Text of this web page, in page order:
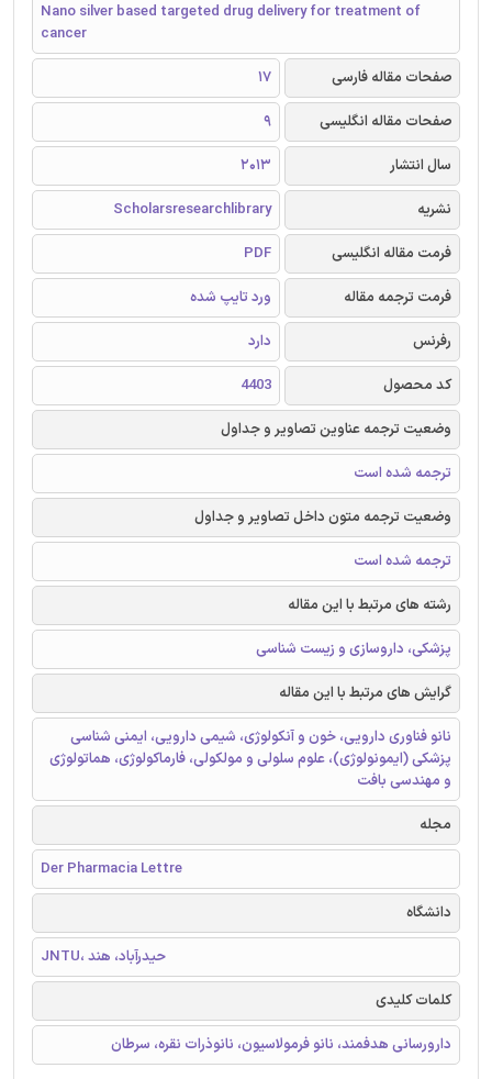
Nano silver based targeted drug delivery for treatment of
cancer
صفحات مقاله فارسی
17
صفحات مقاله انگلیسی
9
سال انتشار
2013
نشریه
Scholarsresearchlibrary
فرمت مقاله انگلیسی
PDF
فرمت ترجمه مقاله
ورد تایپ شده
رفرنس
دارد
کد محصول
4403
وضعیت ترجمه عناوین تصاویر و جداول
ترجمه شده است
وضعیت ترجمه متون داخل تصاویر و جداول
ترجمه شده است
رشته های مرتبط با این مقاله
پزشکی، داروسازی و زیست شناسی
گرایش های مرتبط با این مقاله
نانو فناوری دارویی، خون و آنکولوژی، شیمی دارویی، ایمنی شناسی
پزشکی (ایمونولوژی)، علوم سلولی و مولکولی، فارماکولوژی، هماتولوژی
و مهندسی بافت
مجله
Der Pharmacia Lettre
دانشگاه
JNTU، حیدرآباد، هند
کلمات کلیدی
دارورسانی هدفمند، نانو فرمولاسیون، نانوذرات نقره، سرطان